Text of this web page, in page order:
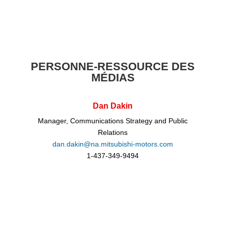
PERSONNE-RESSOURCE DES
MÉDIAS
Dan Dakin
Manager, Communications Strategy and Public
Relations
dan.dakin@na.mitsubishi-motors.com
1-437-349-9494